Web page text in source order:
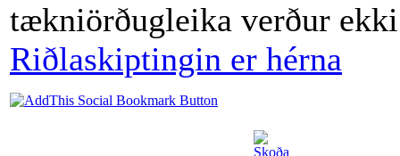
tækniörðugleika verður
Riðlaskiptingin er hérna